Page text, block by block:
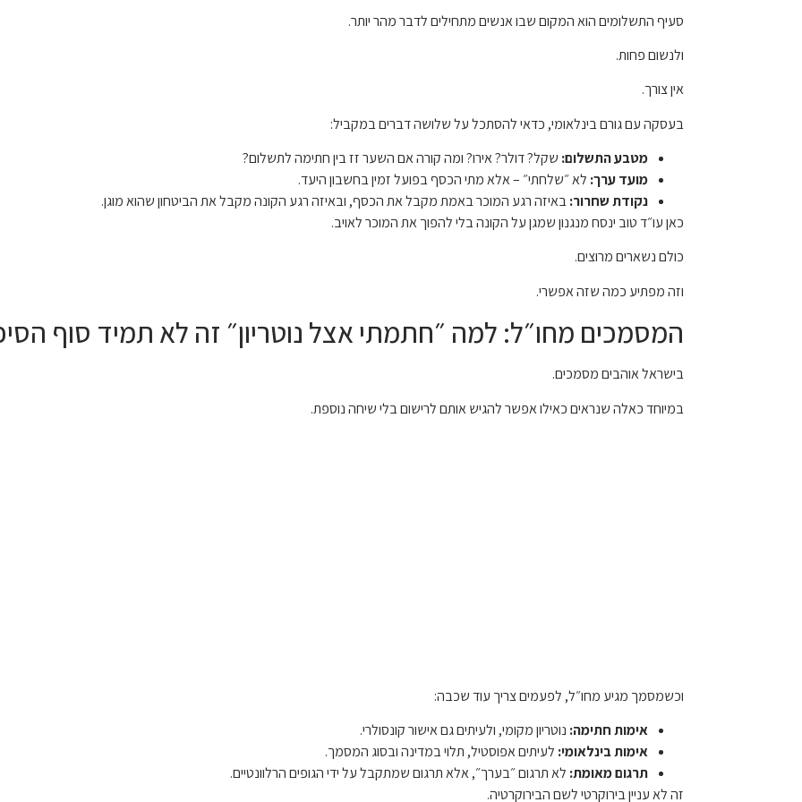
סעיף התשלומים הוא המקום שבו אנשים מתחילים לדבר מהר יותר.
ולנשום פחות.
אין צורך.
בעסקה עם גורם בינלאומי, כדאי להסתכל על שלושה דברים במקביל:
מטבע התשלום: שקל? דולר? אירו? ומה קורה אם השער זז בין חתימה לתשלום?
מועד ערך: לא ״שלחתי״ – אלא מתי הכסף בפועל זמין בחשבון היעד.
נקודת שחרור:באיזה רגע המוכר באמת מקבל את הכסף, ובאיזה רגע הקונה מקבל את הביטחון שהוא מוגן.
כאן עו״ד טוב ינסח מנגנון שמגן על הקונה בלי להפוך את המוכר לאויב.
כולם נשארים מרוצים.
וזה מפתיע כמה שזה אפשרי.
המסמכים מחו״ל: למה ״חתמתי אצל נוטריון״ זה לא תמיד סוף
בישראל אוהבים מסמכים.
במיוחד כאלה שנראים כאילו אפשר להגיש אותם לרישום בלי שיחה נוספת.
וכשמסמך מגיע מחו״ל, לפעמים צריך עוד שכבה:
אימות חתימה: נוטריון מקומי, ולעיתים גם אישור קונסולרי.
אימות בינלאומי: לעיתים אפוסטיל, תלוי במדינה ובסוג המסמך.
תרגום מאומת: לא תרגום ״בערך״, אלא תרגום שמתקבל על ידי הגופים הרלוונטיים.
זה לא עניין בירוקרטי לשם הבירוקרטיה.